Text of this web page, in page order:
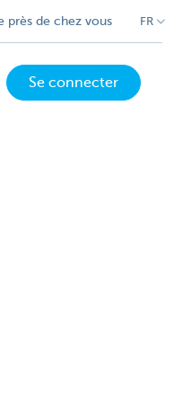
près de chez vous FR
Se connecter